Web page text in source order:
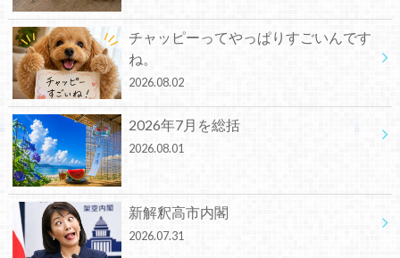
チャッピーってやっぱりすごいんです
ね。
2026.08.02
2026年7月を総括
2026.08.01
新解釈高市内閣
2026.07.31